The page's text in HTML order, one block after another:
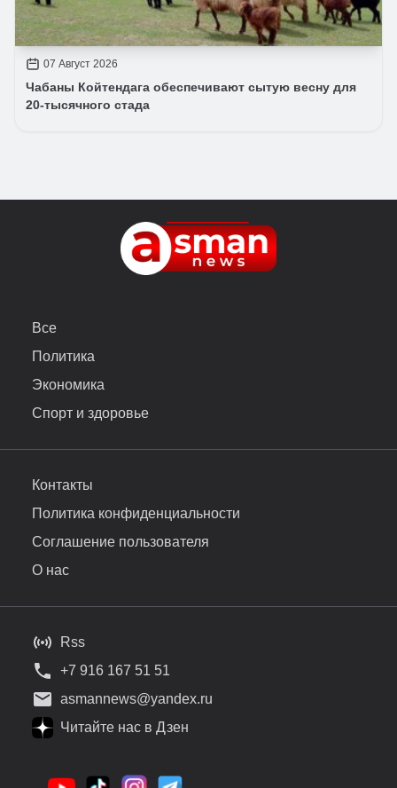
07 Август 2026
Чабаны Койтендага обеспечивают сытую весну для
20-тысячного стада
Все
Политика
Экономика
Спорт и здоровье
Контакты
Политика конфиденциальности
Соглашение пользователя
О нас
Rss
+7 916 167 51 51
asmannews@yandex.ru
Читайте нас в Дзен